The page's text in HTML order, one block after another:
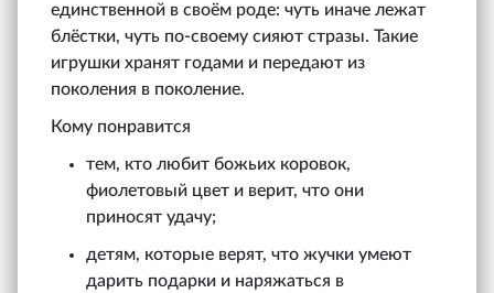
единственной в своём роде: чуть иначе лежат
блёстки, чуть по-своему сияют стразы. Такие
игрушки хранят годами и передают из
поколения в поколение.
Кому понравится
тем, кто любит божьих коровок,
фиолетовый цвет и верит, что они
приносят удачу;
детям, которые верят, что жучки умеют
дарить подарки и наряжаться в